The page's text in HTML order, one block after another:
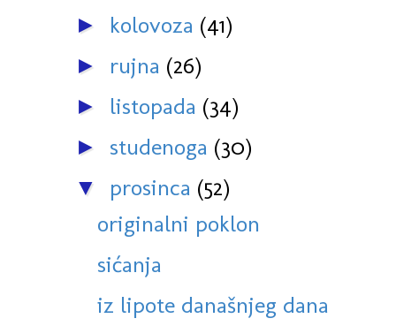
► kolovoza (41)
► rujna (26)
► listopada (34)
► studenoga (30)
▼ prosinca (52)
originalni poklon
sićanja
iz lipote današnjeg dana